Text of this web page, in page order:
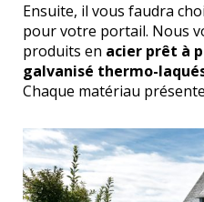
Ensuite, il vous faudra
pour votre portail. Nous
produits en acier prêt à
galvanisé thermo-
Chaque matériau